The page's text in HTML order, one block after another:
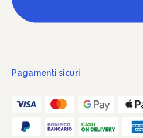
Pagamenti sicuri